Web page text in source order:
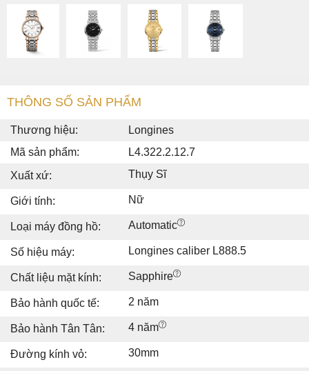
THÔNG SỐ SẢN PHẨM
Thương hiệu:
Longines
Mã sản phẩm:
L4.322.2.12.7
Xuất xứ:
Thụy Sĩ
Giới tính: Nữ
Loại máy đồng hồ: Automatic
Số hiệu máy: Longines caliber L888.5
Chất liệu mặt kính: Sapphire
Bảo hành quốc tế: 2 năm
Bảo hành Tân Tân: 4 năm
Đường kính vỏ: 30mm